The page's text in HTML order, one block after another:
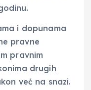
i dopunama
pravne
pravnim
drugih
već na snazi.